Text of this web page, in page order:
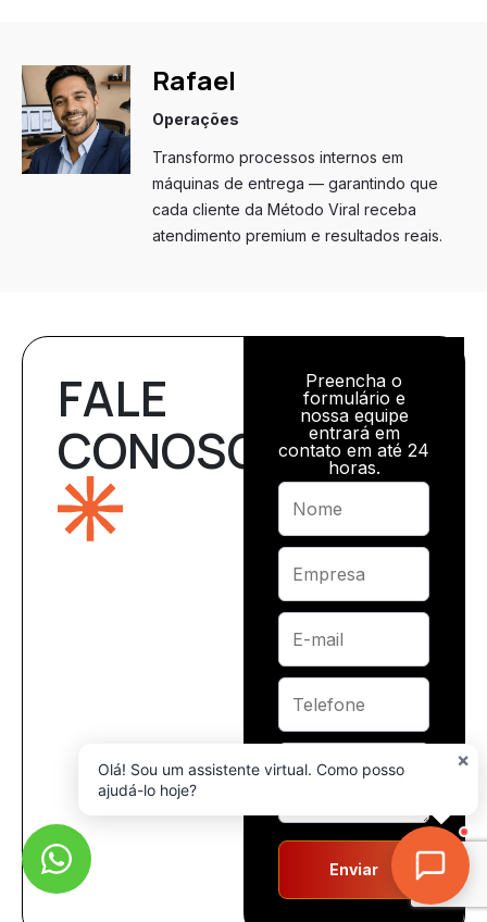
Rafael
Operações
Transformo processos internos em
máquinas de entrega — garantindo que
cada cliente da Método Viral receba
atendimento premium e resultados reais.
FALE
CONOSCO
Preencha o
formulário e
nossa equipe
entrará em
contato em até 24
horas.
Enviar
×
Olá! Sou um assistente virtual. Como posso
ajudá-lo hoje?